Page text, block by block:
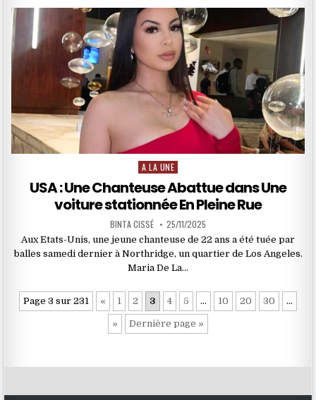
Posted
A LA UNE
USA : Une Chanteuse Abattue dans Une
voiture stationnée En Pleine Rue
BINTA CISSÉ 25/11/2025
Aux Etats-Unis, une jeune chanteuse de 22 ans a été tuée par
balles samedi dernier à Northridge, un quartier de Los Angeles.
Maria De La…
Page 3 sur 231 « 1 2 3 4 5 … 10 20 30 …
» Dernière page »